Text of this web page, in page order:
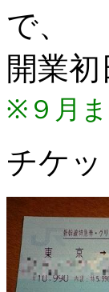
で、
開業
※９月
チケ